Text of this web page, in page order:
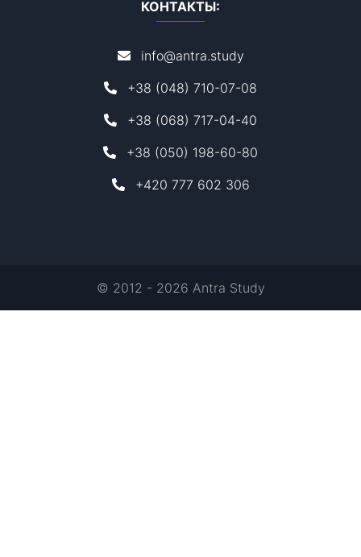
КОНТАКТЫ:
info@antra.study
+38 (048) 710-07-08
+38 (068) 717-04-40
+38 (050) 198-60-80
+420 777 602 306
© 2012 - 2026 Antra Study